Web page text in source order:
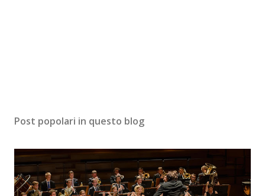
Post popolari in questo blog